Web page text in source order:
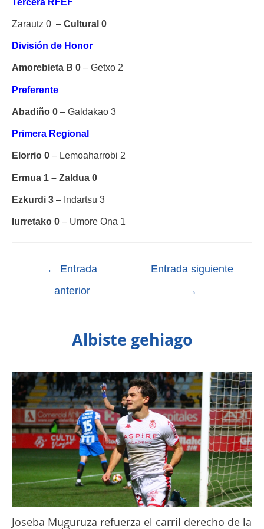
Zarautz 0 – Cultural 0
División de Honor
Amorebieta B 0 – Getxo 2
Preferente
Abadiño 0 – Galdakao 3
Primera Regional
Elorrio 0 – Lemoaharrobi 2
Ermua 1 – Zaldua 0
Ezkurdi 3 – Indartsu 3
Iurretako 0 – Umore Ona 1
← Entrada
anterior
Entrada siguiente
→
Albiste gehiago
Joseba Muguruza refuerza el carril derecho de la